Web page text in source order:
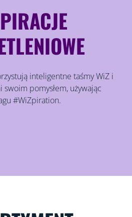
inteligentne taśmy WiZ i
pomysłem, używając
#WiZpiration.